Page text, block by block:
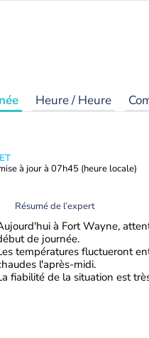
Heure / Heure
à jour à 07h45 (heure locale)
Résumé de l’expert
à Fort Wayne,
de journée.
températures fluctueront
l'après-midi.
fiabilité de la situation est